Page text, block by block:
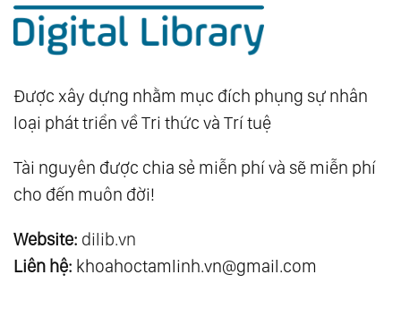
Được xây dựng nhằm mục đích phụng sự nhân
loại phát triển về Tri thức và Trí tuệ
Tài nguyên được chia sẻ miễn phí và sẽ miễn phí
cho đến muôn đời!
Website: dilib.vn
Liên hệ: khoahoctamlinh.vn@gmail.com